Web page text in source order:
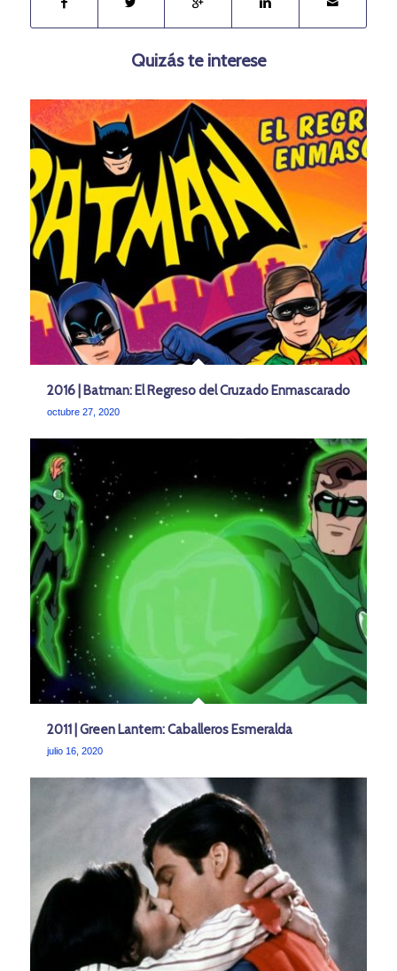
Quizás te interese
2016 | Batman: El Regreso del Cruzado Enmascarado
octubre 27, 2020
2011 | Green Lantern: Caballeros Esmeralda
julio 16, 2020